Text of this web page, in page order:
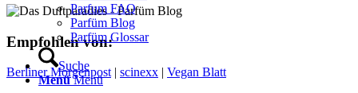
Parfum FAQ
Parfüm Blog
Parfüm Glossar
Suche
Menü Menü
Empfohlen von:
Berliner Morgenpost | scinexx | Vegan Blatt